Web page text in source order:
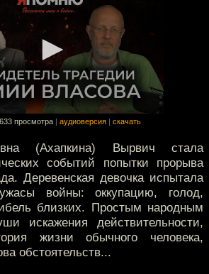
просмотра аудиоверсия скачать
(Ахапкина) Вырвич стала
событий попытки прорыва
Деревенская девочка испытала
войны: оккупацию, голод,
близких. Простым народным
искажения действительности,
жизни обычного человека,
обстоятельств...